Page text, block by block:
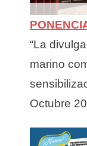
“La
marino
Octubre